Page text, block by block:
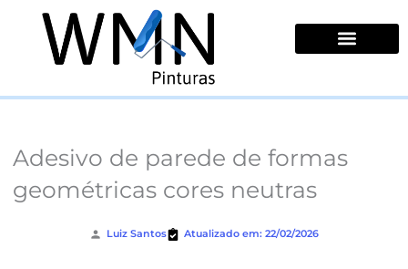
conteúdo
Adesivo de parede de formas
geométricas cores neutras
Luiz Santos Atualizado em: 22/02/2026